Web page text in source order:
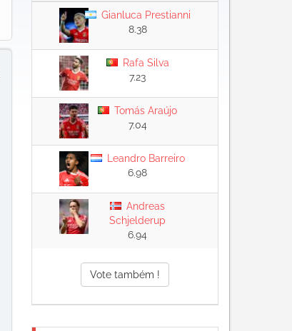
Gianluca Prestianni
8.38
Rafa Silva
7.23
Tomás Araújo
7.04
Leandro Barreiro
6.98
Andreas
Schjelderup
6.94
Vote também !